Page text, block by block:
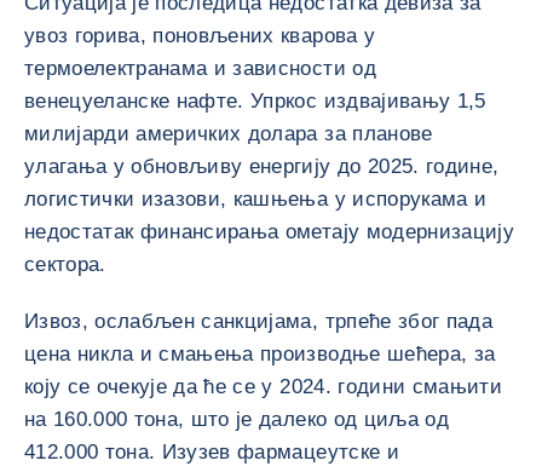
увоз горива, поновљених кварова у
термоелектранама и зависности од
венецуеланске нафте. Упркос издвајивању 1,5
милијарди америчких долара за планове
улагања у обновљиву енергију до 2025. године,
логистички изазови, кашњења у испорукама и
недостатак финансирања ометају модернизацију
сектора.
Извоз, ослабљен санкцијама, трпеће због пада
цена никла и смањења производње шећера, за
коју се очекује да ће се у 2024. години смањити
на 160.000 тона, што је далеко од циља од
412.000 тона. Изузев фармацеутске и